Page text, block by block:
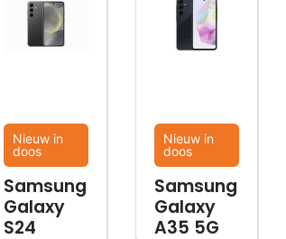
Nieuw in
doos
Samsung
Galaxy
S24
Nieuw in
doos
Samsung
Galaxy
A35 5G